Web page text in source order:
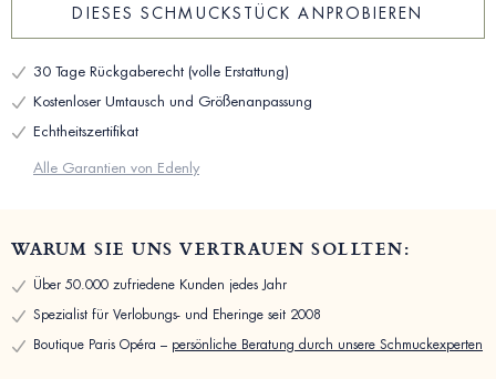
DIESES SCHMUCKSTÜCK ANPROBIEREN
30 Tage Rückgaberecht (volle Erstattung)
Kostenloser Umtausch und Größenanpassung
Echtheitszertifikat
Alle Garantien von Edenly
WARUM SIE UNS VERTRAUEN SOLLTEN:
Über 50.000 zufriedene Kunden jedes Jahr
Spezialist für Verlobungs- und Eheringe seit 2008
Boutique Paris Opéra – persönliche Beratung durch unsere Schmuckexperten